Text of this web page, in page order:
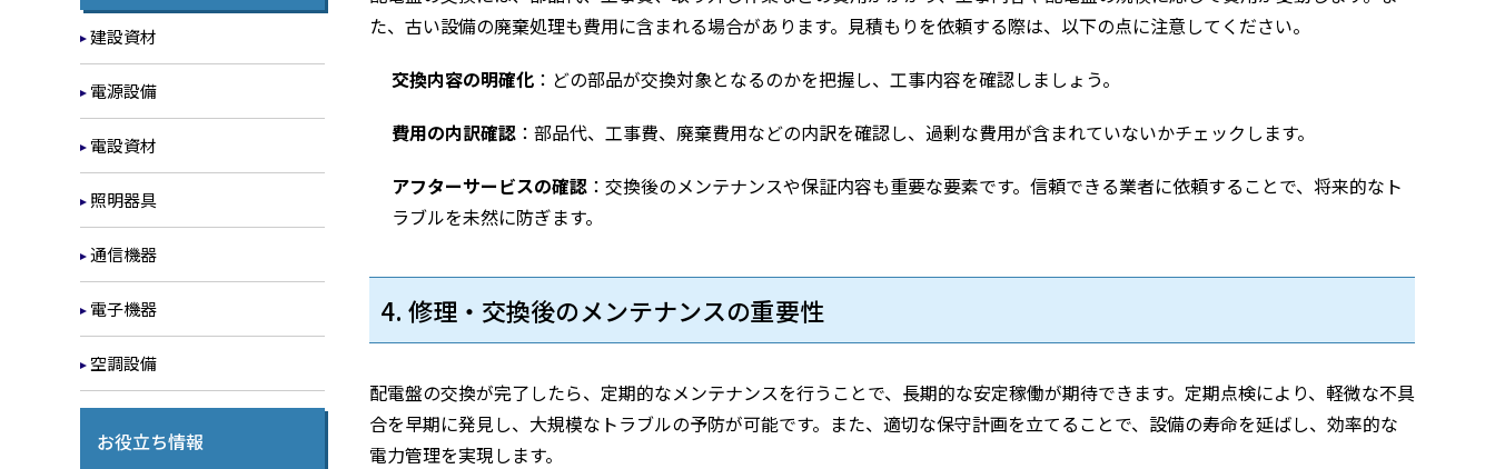
た、古い設備の廃棄処理も費用に含まれる場合があります。見積もりを依頼する際は、以下の点に注意してください。
交換内容の明確化 ：どの部品が交換対象となるのかを把握し、工事内容を確認しましょう。
費用の内訳確認 ：部品代、工事費、廃棄費用などの内訳を確認し、過剰な費用が含まれていないかチェックします。
アフターサービスの確認 ：交換後のメンテナンスや保証内容も重要な要素です。信頼できる業者に依頼することで、将来的なト
ラブルを未然に防ぎます。
4. 修理・交換後のメンテナンスの重要性
配電盤の交換が完了したら、定期的なメンテナンスを行うことで、長期的な安定稼働が期待できます。定期点検により、軽微な不具
合を早期に発見し、大規模なトラブルの予防が可能です。また、適切な保守計画を立てることで、設備の寿命を延ばし、効率的な
電力管理を実現します。
建設資材
電源設備
電設資材
照明器具
通信機器
電子機器
空調設備
お役立ち情報